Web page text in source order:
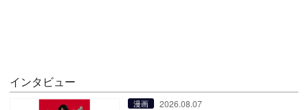
インタビュー
漫画 2026.08.07